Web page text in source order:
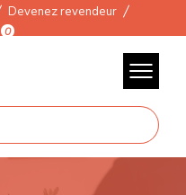
Devenez revendeur
0